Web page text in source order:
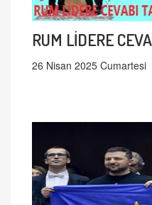
RUM LİDERE
26 Nisan 2025 Cumartesi